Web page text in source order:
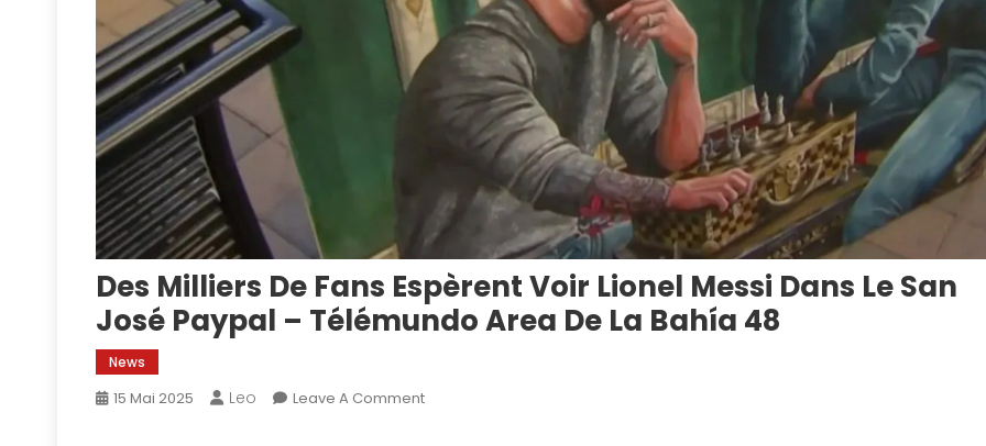
Des Milliers De Fans Espèrent Voir Lionel Messi Dans Le San
José Paypal – Télémundo Area De La Bahía 48
News
15 Mai 2025 Leo Leave A CommentOn